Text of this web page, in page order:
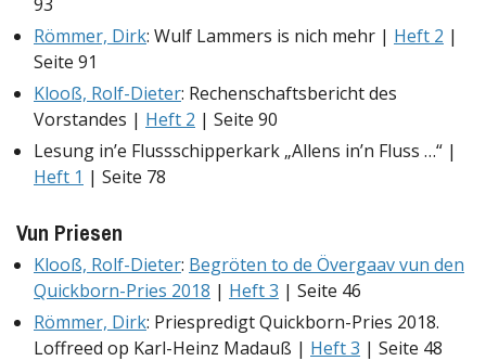
Römmer, Dirk: Wulf Lammers is nich mehr | Heft 2 |
Seite 91
Klooß, Rolf-Dieter: Rechenschaftsbericht des
Vorstandes | Heft 2 | Seite 90
Lesung in’e Flussschipperkark „Allens in’n Fluss …“ |
Heft 1 | Seite 78
Vun Priesen
Klooß, Rolf-Dieter: Begröten to de Övergaav vun den
Quickborn-Pries 2018 | Heft 3 | Seite 46
Römmer, Dirk: Priespredigt Quickborn-Pries 2018.
Loffreed op Karl-Heinz Madauß | Heft 3 | Seite 48